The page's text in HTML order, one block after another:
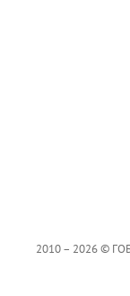
2010 – 2026 ©